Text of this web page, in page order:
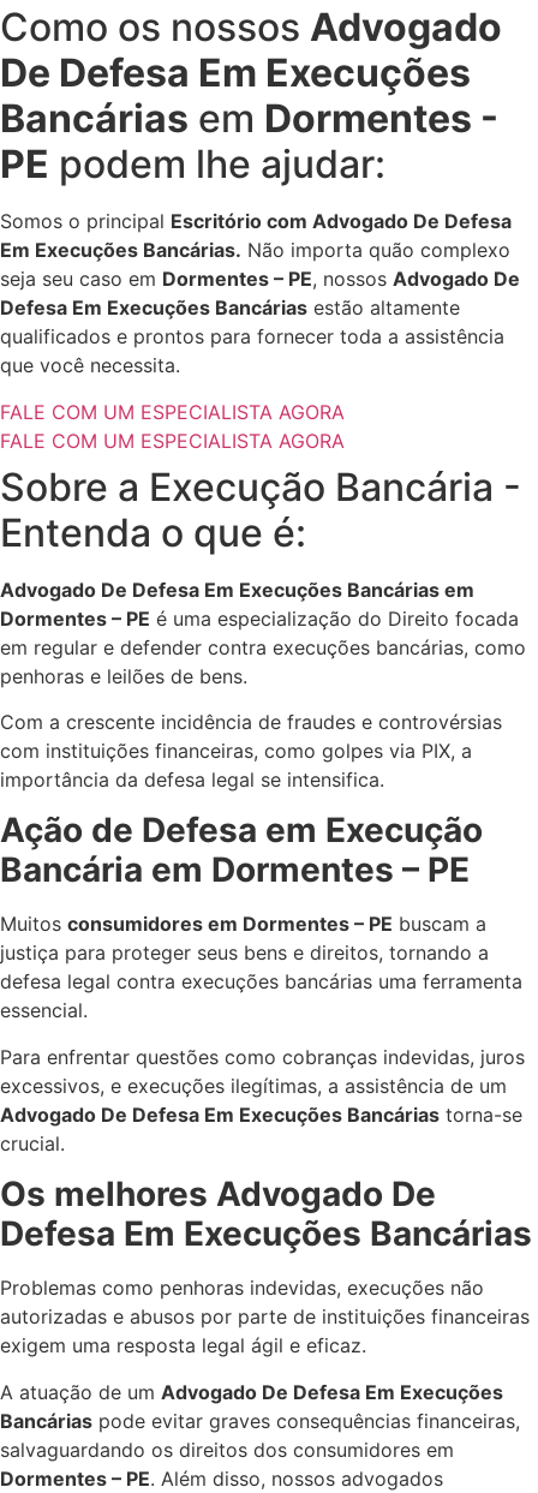
Como os nossos Advogado
De Defesa Em Execuções
Bancárias em Dormentes -
PE podem lhe ajudar:
Somos o principal Escritório com Advogado De Defesa
Em Execuções Bancárias. Não importa quão complexo
seja seu caso em Dormentes – PE, nossos Advogado De
Defesa Em Execuções Bancárias estão altamente
qualificados e prontos para fornecer toda a assistência
que você necessita.
FALE COM UM ESPECIALISTA AGORA
FALE COM UM ESPECIALISTA AGORA
Sobre a Execução Bancária -
Entenda o que é:
Advogado De Defesa Em Execuções Bancárias em
Dormentes – PE é uma especialização do Direito focada
em regular e defender contra execuções bancárias, como
penhoras e leilões de bens.
Com a crescente incidência de fraudes e controvérsias
com instituições financeiras, como golpes via PIX, a
importância da defesa legal se intensifica.
Ação de Defesa em Execução
Bancária em Dormentes – PE
Muitos consumidores em Dormentes – PE buscam a
justiça para proteger seus bens e direitos, tornando a
defesa legal contra execuções bancárias uma ferramenta
essencial.
Para enfrentar questões como cobranças indevidas, juros
excessivos, e execuções ilegítimas, a assistência de um
Advogado De Defesa Em Execuções Bancárias torna-se
crucial.
Os melhores Advogado De
Defesa Em Execuções Bancárias
Problemas como penhoras indevidas, execuções não
autorizadas e abusos por parte de instituições financeiras
exigem uma resposta legal ágil e eficaz.
A atuação de um Advogado De Defesa Em Execuções
Bancárias pode evitar graves consequências financeiras,
salvaguardando os direitos dos consumidores em
Dormentes – PE. Além disso, nossos advogados